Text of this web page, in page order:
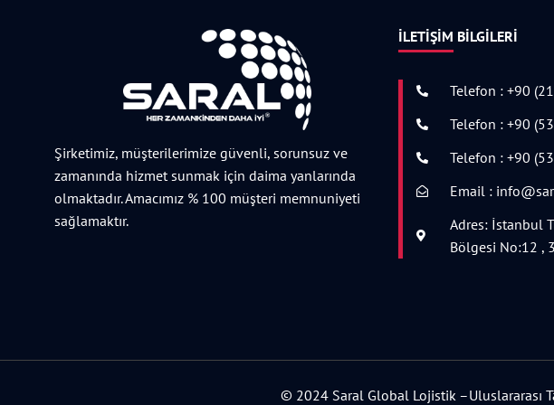
Şirketimiz, müşterilerimize güvenli, sorunsuz ve
zamanında hizmet sunmak için daima yanlarında
olmaktadır. Amacımız % 100 müşteri memnuniyeti
sağlamaktır.
İLETIŞIM BILGILERI
Telefon : +90
Telefon : +90
Telefon : +90
Email :
Adres: İstanbul
Bölgesi No:12 ,
© 2024 Saral Global Lojistik –Uluslararası